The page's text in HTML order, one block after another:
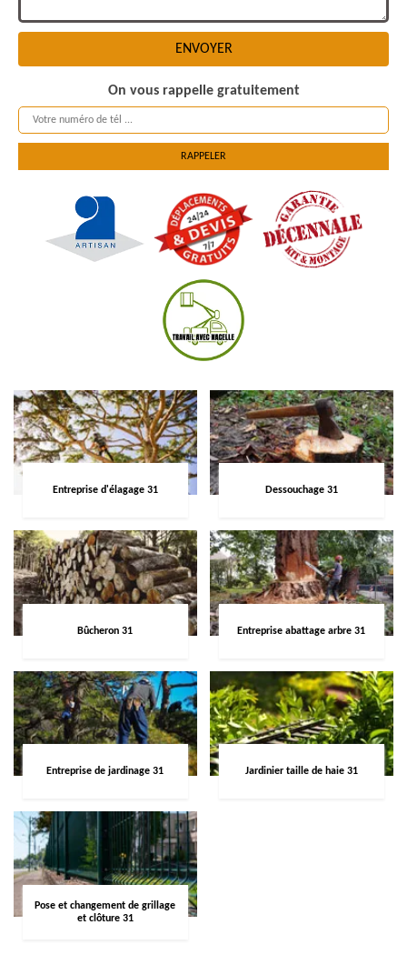
On vous rappelle gratuitement
Entreprise d'élagage 31 Dessouchage 31
Bûcheron 31 Entreprise abattage arbre 31
Entreprise de jardinage 31 Jardinier taille de haie 31
Pose et changement de grillage
et clôture 31